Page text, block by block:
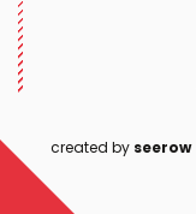
created by seerow